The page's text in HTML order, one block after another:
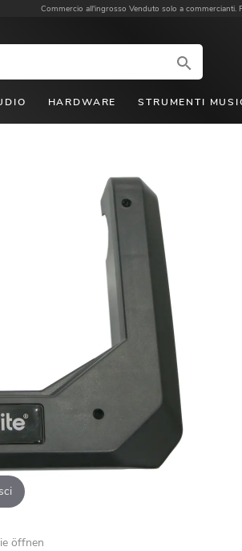
Commercio all'ingrosso Venduto solo a commercianti.
HARDWARE STRUMENTI
öffnen